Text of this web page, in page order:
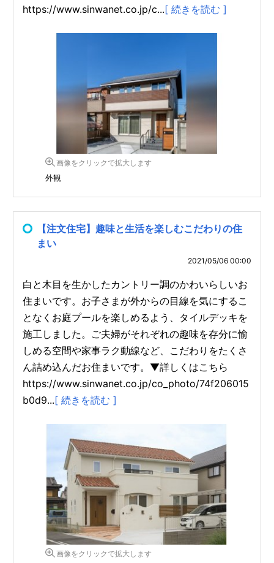
https://www.sinwanet.co.jp/c...[ 続きを読む ]
画像をクリックで拡大します
外観
【注文住宅】趣味と生活を楽しむこだわりの住
まい
2021/05/06 00:00
白と木目を生かしたカントリー調のかわいらしいお
住まいです。お子さまが外からの目線を気にするこ
となくお庭プールを楽しめるよう、タイルデッキを
施工しました。ご夫婦がそれぞれの趣味を存分に愉
しめる空間や家事ラク動線など、こだわりをたくさ
ん詰め込んだお住まいです。▼詳しくはこちら
https://www.sinwanet.co.jp/co_photo/74f206015
b0d9...[ 続きを読む ]
画像をクリックで拡大します